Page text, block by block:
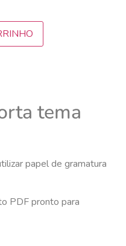
tema
papel de gramatura
PDF pronto para